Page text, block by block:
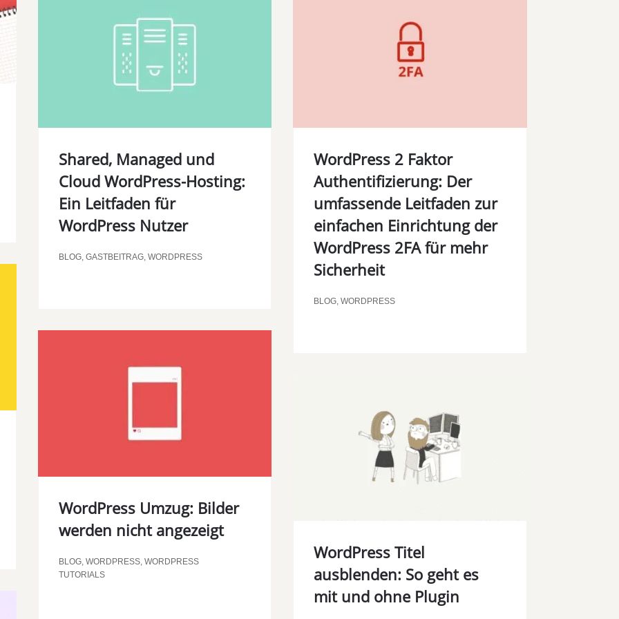
Shared, Managed und
Cloud WordPress-Hosting:
Ein Leitfaden für
WordPress Nutzer
BLOG, GASTBEITRAG, WORDPRESS
WordPress Umzug: Bilder
werden nicht angezeigt
BLOG, WORDPRESS, WORDPRESS
TUTORIALS
WordPress 2 Faktor
Authentifizierung: Der
umfassende Leitfaden zur
einfachen Einrichtung der
WordPress 2FA für mehr
Sicherheit
BLOG, WORDPRESS
WordPress Titel
ausblenden: So geht es
mit und ohne Plugin